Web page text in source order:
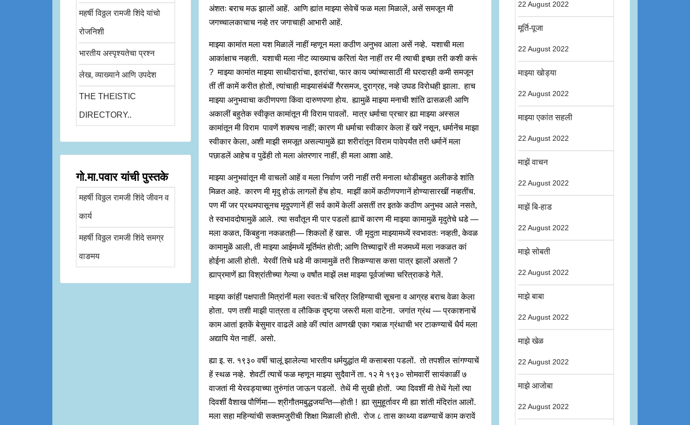
महर्षी विठ्ठल रामजी शिंदे यांचो
रोजनिशी
भारतीय अस्पृश्यतेचा प्रश्न
लेख, व्याख्याने आणि उपदेश
THE THEISTIC
DIRECTORY..
गो.मा.पवार यांची पुस्तके
महर्षी विठ्ठल रामजी शिंदे जीवन व
कार्य
महर्षी विठ्ठल रामजी शिंदे समग्र
वाङमय
अंशतः बराच मऊ झालों आहें. आणि ह्यांत माझ्या सेवेचें फळ मला मिळालें, असें समजून मी
जगच्चालकाचाच नव्हे तर जगाचाही आभारी आहें.
माझ्या कामांत मला यश मिळालें नाहीं म्हणून मला कठीण अनुभव आला असें नव्हे. यशाची मला
आकांक्षाच नव्हती. यशाची मला नीट व्याख्याच करितां येत नाहीं तर मी त्याची इच्छा तरी कशी करूं
? माझ्या कामांत माझ्या साथीदारांचा, इतरांचा, फार काय ज्यांच्यासाठीं मी घरदारही कमी समजून
तीं तीं कामें करीत होतों, त्यांचाही माझ्यासंबंधीं गैरसमज, दुराग्रह, नव्हे उघड विरोधही झाला. हाच
माझ्या अनुभवाचा कठीणपणा किंवा दारुणपणा होय. ह्यामुळें माझ्या मनाची शांति ढासळली आणि
अकालीं बहुतेक स्वीकृत कामांतून मी विराम पावलों. मात्र धर्माचा प्रचार ह्या माझ्या अस्सल
कामांतून मी विराम पावणें शक्यच नाहीं; कारण मी धर्माचा स्वीकार केला हें खरें नसून, धर्मानेंच माझा
स्वीकार केला, अशी माझी समजूत असल्यामुळें ह्या शरीरांतून विराम पावेपर्यंत तरी धर्मानें मला
पछाडलें आहेच व पुढेंही तो मला अंतरणार नाहीं, ही मला आशा आहे.
माझ्या अनुभवांतून मी वाचलों आहें व मला निर्वाण जरी नाहीं तरी मनाला थोडीबहुत अलीकडे शांति
मिळत आहे. कारण मी मृदु होऊं लागलों हेंच होय. माझीं कामें कठीणपणानें होण्यासारखीं नव्हतींच.
पण मीं जर प्रथमपासूनच मृदुपणानें हीं सर्व कामें केलीं असतीं तर इतके कठीण अनुभव आले नसते,
ते स्वभावदोषामुळें आले. त्या सर्वांतून मी पार पडलों ह्याचें कारण मी माझ्या कामामुळें मृदुतेचे धडे —
मला कळत, किंबहुना नकळतही— शिकलों हें खास. जी मृदुता माझ्यामध्यें स्वभावतः नव्हती, केवळ
कामामुळें आली, ती माझ्या आईमध्यें मूर्तिमंत होती; आणि तिच्याद्वारें ती मजमध्यें मला नकळत कां
होईना आली होती. येरवीं तिचे धडे मी कामामुळें तरी शिकण्यास कसा पात्र झालों असतों ?
ह्याप्रमाणें ह्या विश्रांतीच्या गेल्या ७ वर्षांत माझें लक्ष माझ्या पूर्वजांच्या चरित्राकडे गेलें.
माझ्या कांहीं पक्षपाती मित्रांनीं मला स्वतःचें चरित्र लिहिण्याची सूचना व आग्रह बराच वेळा केला
होता. पण तशी माझी पात्रता व लौकिक दृष्ट्या जरूरी मला वाटेना. जगांत ग्रंथ — प्रकाशनाचें
काम आतां इतकें बेसुमार वाढलें आहे कीं त्यांत आणखी एका गबाळ ग्रंथाची भर टाकण्याचें धैर्य मला
अद्यापि येत नाहीं. असो.
ह्या इ. स. १९३० वर्षी चालूं झालेल्या भारतीय धर्मयुद्धांत मी कसाबसा पडलों. तो तपशील सांगण्याचें
हें स्थळ नव्हे. शेवटीं त्याचें फळ म्हणून माझ्या सुदैवानें ता. १२ मे १९३० सोमवारीं सायंकाळीं ७
वाजतां मी येरवड्याच्या तुरुंगांत जाऊन पडलों. तेथें मी सुखी होतों. ज्या दिवशीं मी तेथें गेलों त्या
दिवशीं वैशाख पौर्णिमा— श्रीगौतमबुद्धजयन्ति—होती ! ह्या सुमुहूर्तावर मी ह्या शांती मंदिरांत आलों.
मला सहा महिन्यांची सक्तमजुरीची शिक्षा मिळाली होती. रोज ८ तास काथ्या वळण्याचें काम करावें
22 August 2022
मूर्ति-पूजा
22 August 2022
माझ्या खोड्या
22 August 2022
माझ्या एकांत सहली
22 August 2022
माझें वाचन
22 August 2022
माझें बि-हाड
22 August 2022
माझे सोबती
22 August 2022
माझे बाबा
22 August 2022
माझे खेळ
22 August 2022
माझे आजोबा
22 August 2022